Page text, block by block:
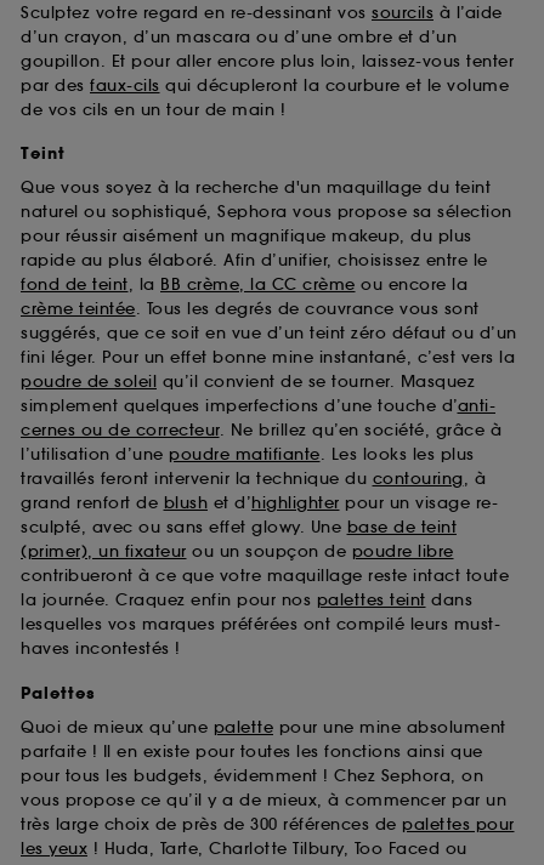
Sculptez votre regard en re-dessinant vos sourcils à l’aide
d’un crayon, d’un mascara ou d’une ombre et d’un
goupillon. Et pour aller encore plus loin, laissez-vous tenter
par des faux-cils qui décupleront la courbure et le volume
de vos cils en un tour de main !
Teint
Que vous soyez à la recherche d'un maquillage du teint
naturel ou sophistiqué, Sephora vous propose sa sélection
pour réussir aisément un magnifique makeup, du plus
rapide au plus élaboré. Afin d’unifier, choisissez entre le
fond de teint, la BB crème, la CC crème ou encore la
crème teintée. Tous les degrés de couvrance vous sont
suggérés, que ce soit en vue d’un teint zéro défaut ou d’un
fini léger. Pour un effet bonne mine instantané, c’est vers la
poudre de soleil qu’il convient de se tourner. Masquez
simplement quelques imperfections d’une touche d’anti-
cernes ou de correcteur. Ne brillez qu’en société, grâce à
l’utilisation d’une poudre matifiante. Les looks les plus
travaillés feront intervenir la technique du contouring, à
grand renfort de blush et d’highlighter pour un visage re-
sculpté, avec ou sans effet glowy. Une base de teint
(primer), un fixateur ou un soupçon de poudre libre
contribueront à ce que votre maquillage reste intact toute
la journée. Craquez enfin pour nos palettes teint dans
lesquelles vos marques préférées ont compilé leurs must-
haves incontestés !
Palettes
Quoi de mieux qu’une palette pour une mine absolument
parfaite ! Il en existe pour toutes les fonctions ainsi que
pour tous les budgets, évidemment ! Chez Sephora, on
vous propose ce qu’il y a de mieux, à commencer par un
très large choix de près de 300 références de palettes pour
les yeux ! Huda, Tarte, Charlotte Tilbury, Too Faced ou